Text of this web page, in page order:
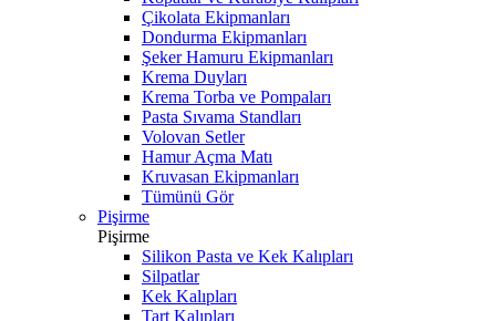
Çikolata Ekipmanları
Dondurma Ekipmanları
Şeker Hamuru Ekipmanları
Krema Duyları
Krema Torba ve Pompaları
Pasta Sıvama Standları
Volovan Setler
Hamur Açma Matı
Kruvasan Ekipmanları
Tümünü Gör
Pişirme
Pişirme
Silikon Pasta ve Kek Kalıpları
Silpatlar
Kek Kalıpları
Tart Kalıpları